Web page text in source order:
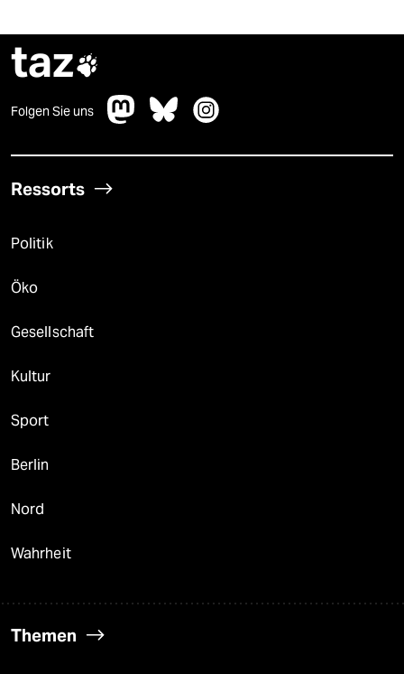
taz
Folgen Sie uns
Ressorts
Politik
Öko
Gesellschaft
Kultur
Sport
Berlin
Nord
Wahrheit
Themen